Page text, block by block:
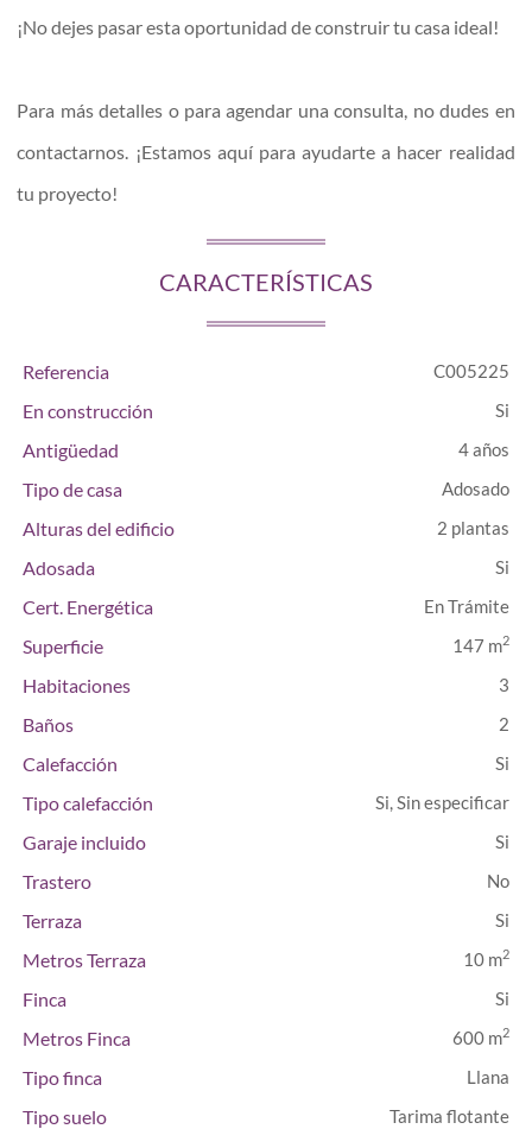
¡No dejes pasar esta oportunidad de construir tu casa ideal!
Para más detalles o para agendar una consulta, no dudes en
contactarnos. ¡Estamos aquí para ayudarte a hacer realidad
tu proyecto!
CARACTERÍSTICAS
Referencia C005225
En construcción
Antigüedad
4 años
Tipo de casa Adosado
Alturas del edificio 2 plantas
Adosada
Cert. Energética
En Trámite
Superficie 147 m2
Habitaciones 3
Baños 2
Calefacción
Tipo calefacción
Si, Sin especificar
Garaje incluido
Trastero
Terraza
Metros Terraza
10 m2
Finca
Metros Finca
600 m2
Tipo finca Llana
Tipo suelo Tarima flotante